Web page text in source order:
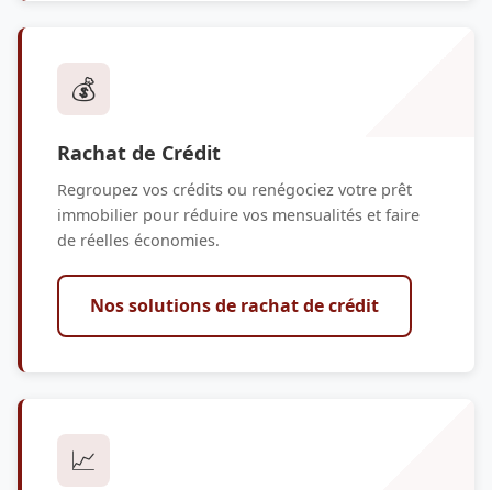
💰
Rachat de Crédit
Regroupez vos crédits ou renégociez votre prêt
immobilier pour réduire vos mensualités et faire
de réelles économies.
Nos solutions de rachat de crédit
📈